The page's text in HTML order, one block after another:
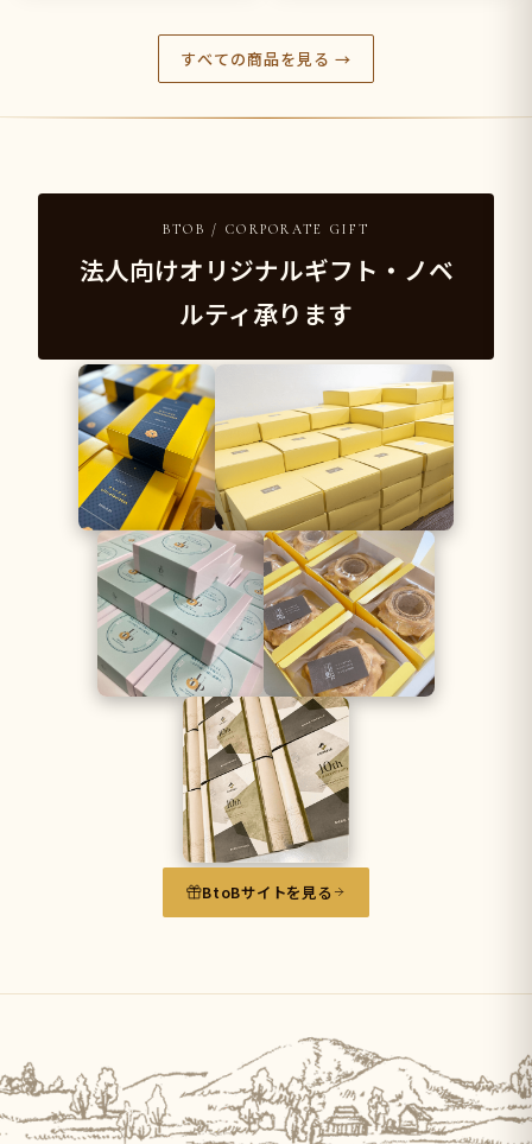
すべての商品を見る →
BTOB / CORPORATE GIFT
法人向けオリジナルギフト・ノベ
ルティ承ります
BtoBサイトを見る